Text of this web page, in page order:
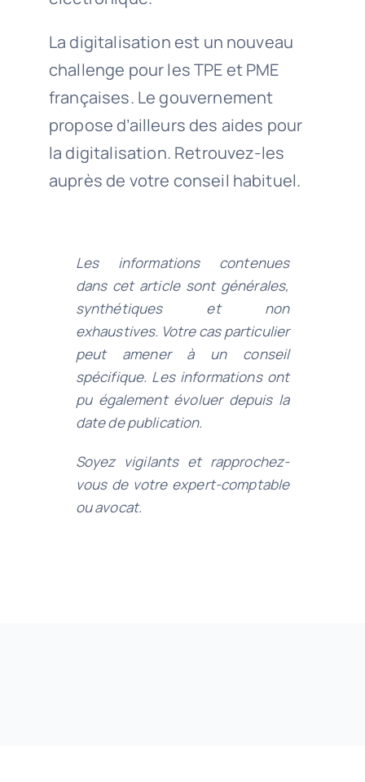
La digitalisation est un nouveau
challenge pour les TPE et PME
françaises. Le gouvernement
propose d’ailleurs des aides pour
la digitalisation. Retrouvez-les
auprès de votre conseil habituel.
Les informations contenues
dans cet article sont générales,
synthétiques et non
exhaustives. Votre cas particulier
peut amener à un conseil
spécifique. Les informations ont
pu également évoluer depuis la
date de publication.
Soyez vigilants et rapprochez-
vous de votre expert-comptable
ou avocat.